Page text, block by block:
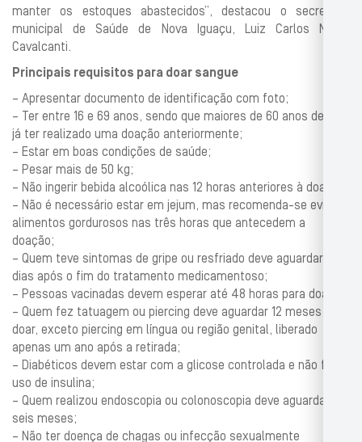
manter os estoques abastecidos”, destacou o secretário
municipal de Saúde de Nova Iguaçu, Luiz Carlos Nobre
Cavalcanti.
Principais requisitos para doar sangue
– Apresentar documento de identificação com foto;
– Ter entre 16 e 69 anos, sendo que maiores de 60 anos devem
já ter realizado uma doação anteriormente;
– Estar em boas condições de saúde;
– Pesar mais de 50 kg;
– Não ingerir bebida alcoólica nas 12 horas anteriores à doação;
– Não é necessário estar em jejum, mas recomenda-se evitar
alimentos gordurosos nas três horas que antecedem a
doação;
– Quem teve sintomas de gripe ou resfriado deve aguardar dez
dias após o fim do tratamento medicamentoso;
– Pessoas vacinadas devem esperar até 48 horas para doar;
– Quem fez tatuagem ou piercing deve aguardar 12 meses para
doar, exceto piercing em língua ou região genital, liberado
apenas um ano após a retirada;
– Diabéticos devem estar com a glicose controlada e não fazer
uso de insulina;
– Quem realizou endoscopia ou colonoscopia deve aguardar
seis meses;
– Não ter doença de chagas ou infecção sexualmente